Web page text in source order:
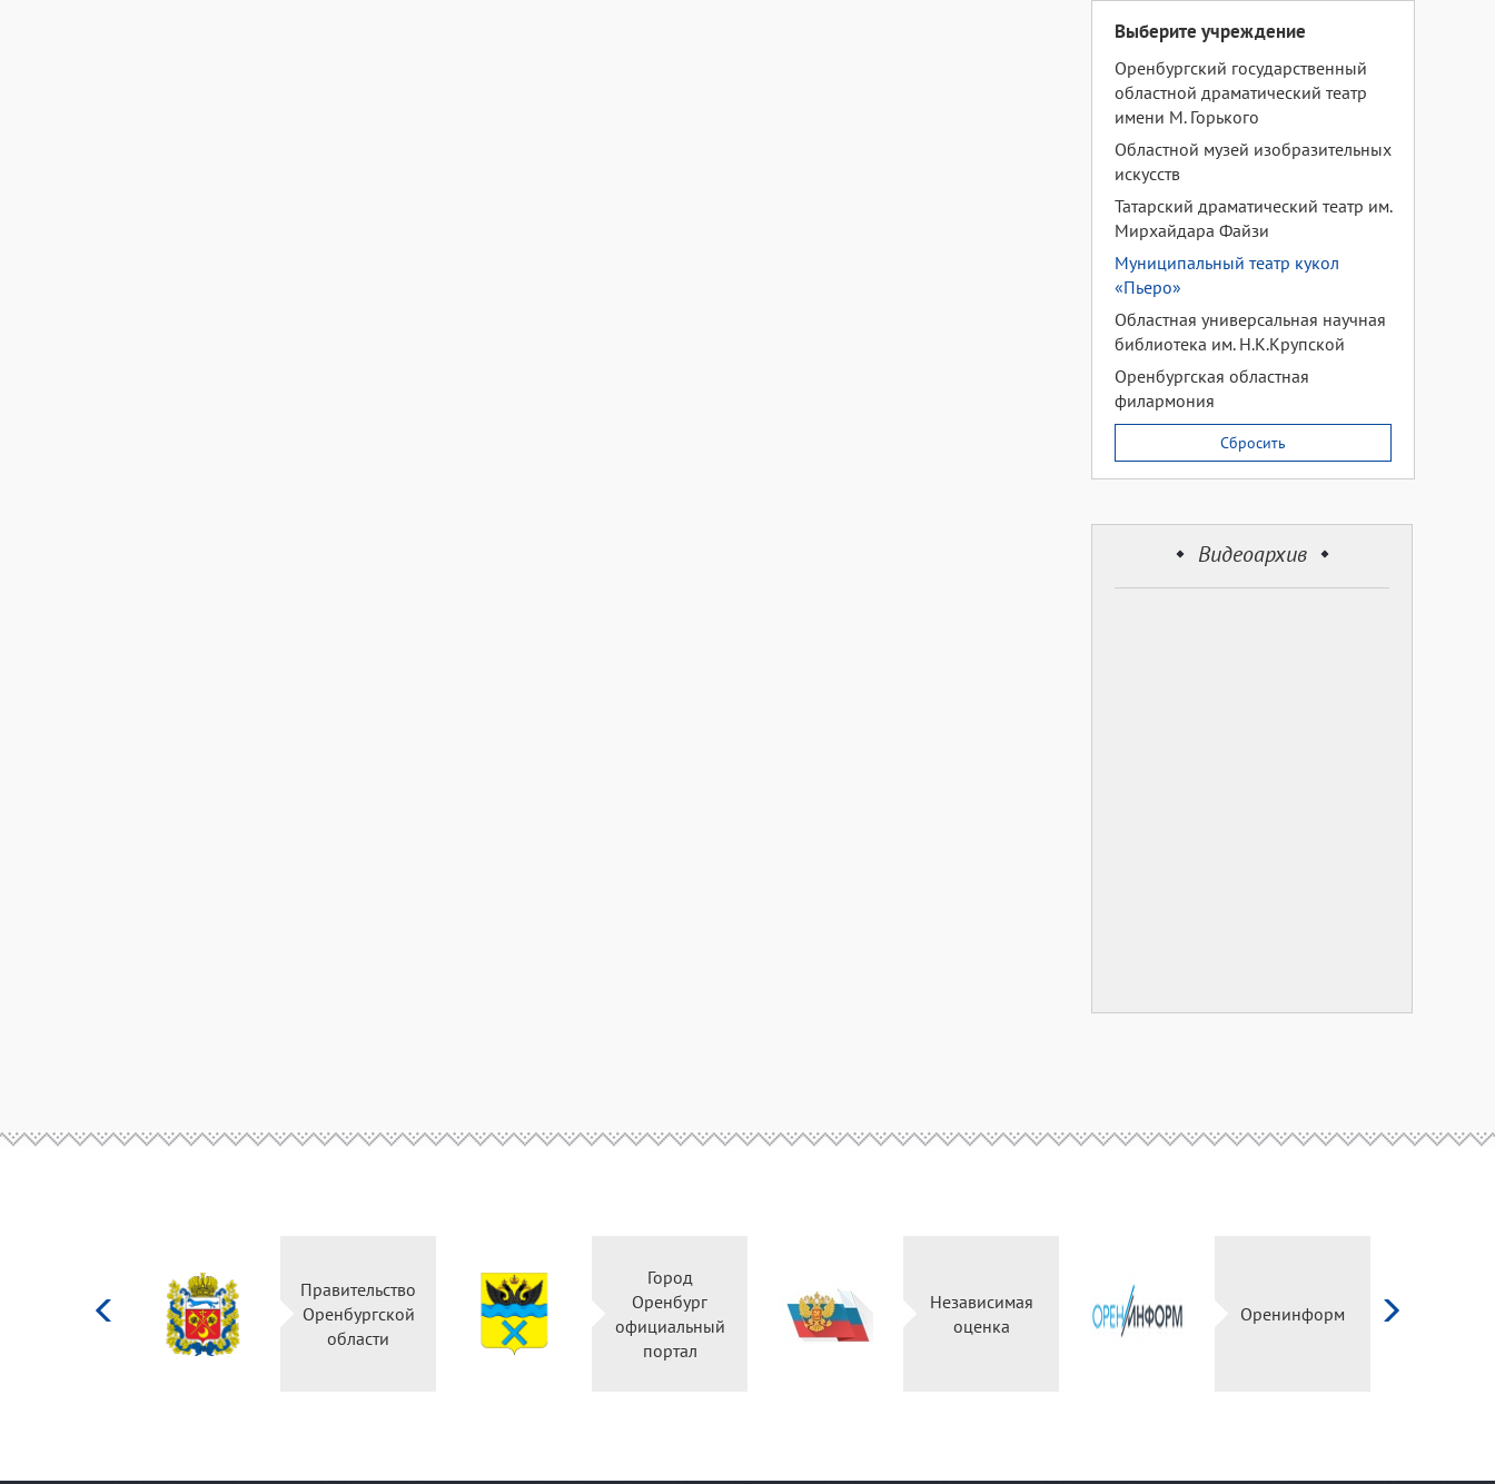
Выберите учреждение
Оренбургский государственный
областной драматический театр
имени М. Горького
Областной музей изобразительных
искусств
Татарский драматический театр им.
Мирхайдара Файзи
Муниципальный театр кукол
«Пьеро»
Областная универсальная научная
библиотека им. Н.К.Крупской
Оренбургская областная
филармония
Сбросить
Видеоархив
Правительство
Оренбургской
области
Город
Оренбург
официальный
портал
Независимая
оценка
Оренинформ